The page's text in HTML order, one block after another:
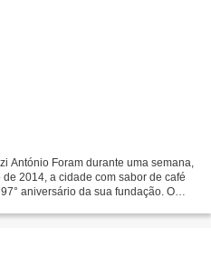
António Foram durante uma semana,
2014, a cidade com sabor de café
aniversário da sua fundação. O